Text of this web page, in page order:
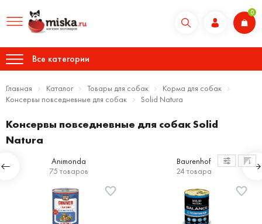
0
Все категории
Главная Каталог Товары для собак
Корма для собак
Консервы повседневные для собак
Solid Natura
Консервы повседневные для собак Solid
Natura
Animonda
75 товаров
Baurenhof
24 товара